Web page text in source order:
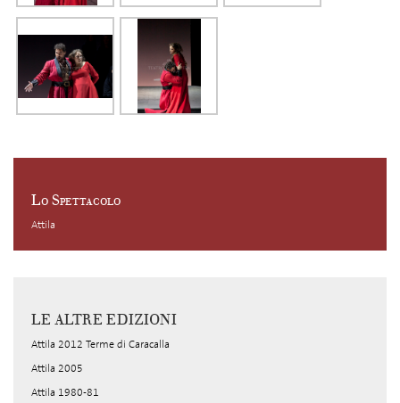
Lo Spettacolo
Attila
LE ALTRE EDIZIONI
Attila 2012 Terme di Caracalla
Attila 2005
Attila 1980-81